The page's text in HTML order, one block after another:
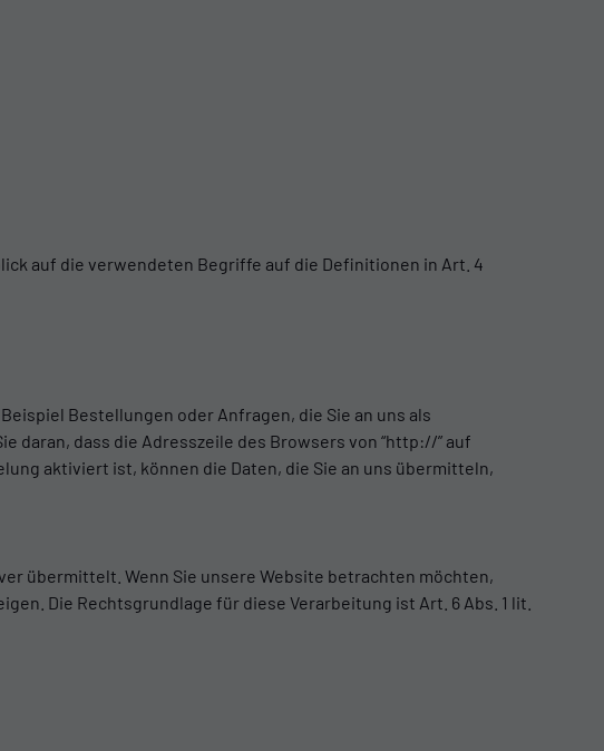
auf die verwendeten Begriffe auf die Definitionen in Art. 4
Bestellungen oder Anfragen, die Sie an uns als
daran, dass die Adresszeile des Browsers von “http://” auf
aktiviert ist, können die Daten, die Sie an uns übermitteln,
übermittelt. Wenn Sie unsere Website betrachten möchten,
Die Rechtsgrundlage für diese Verarbeitung ist Art. 6 Abs. 1 lit.